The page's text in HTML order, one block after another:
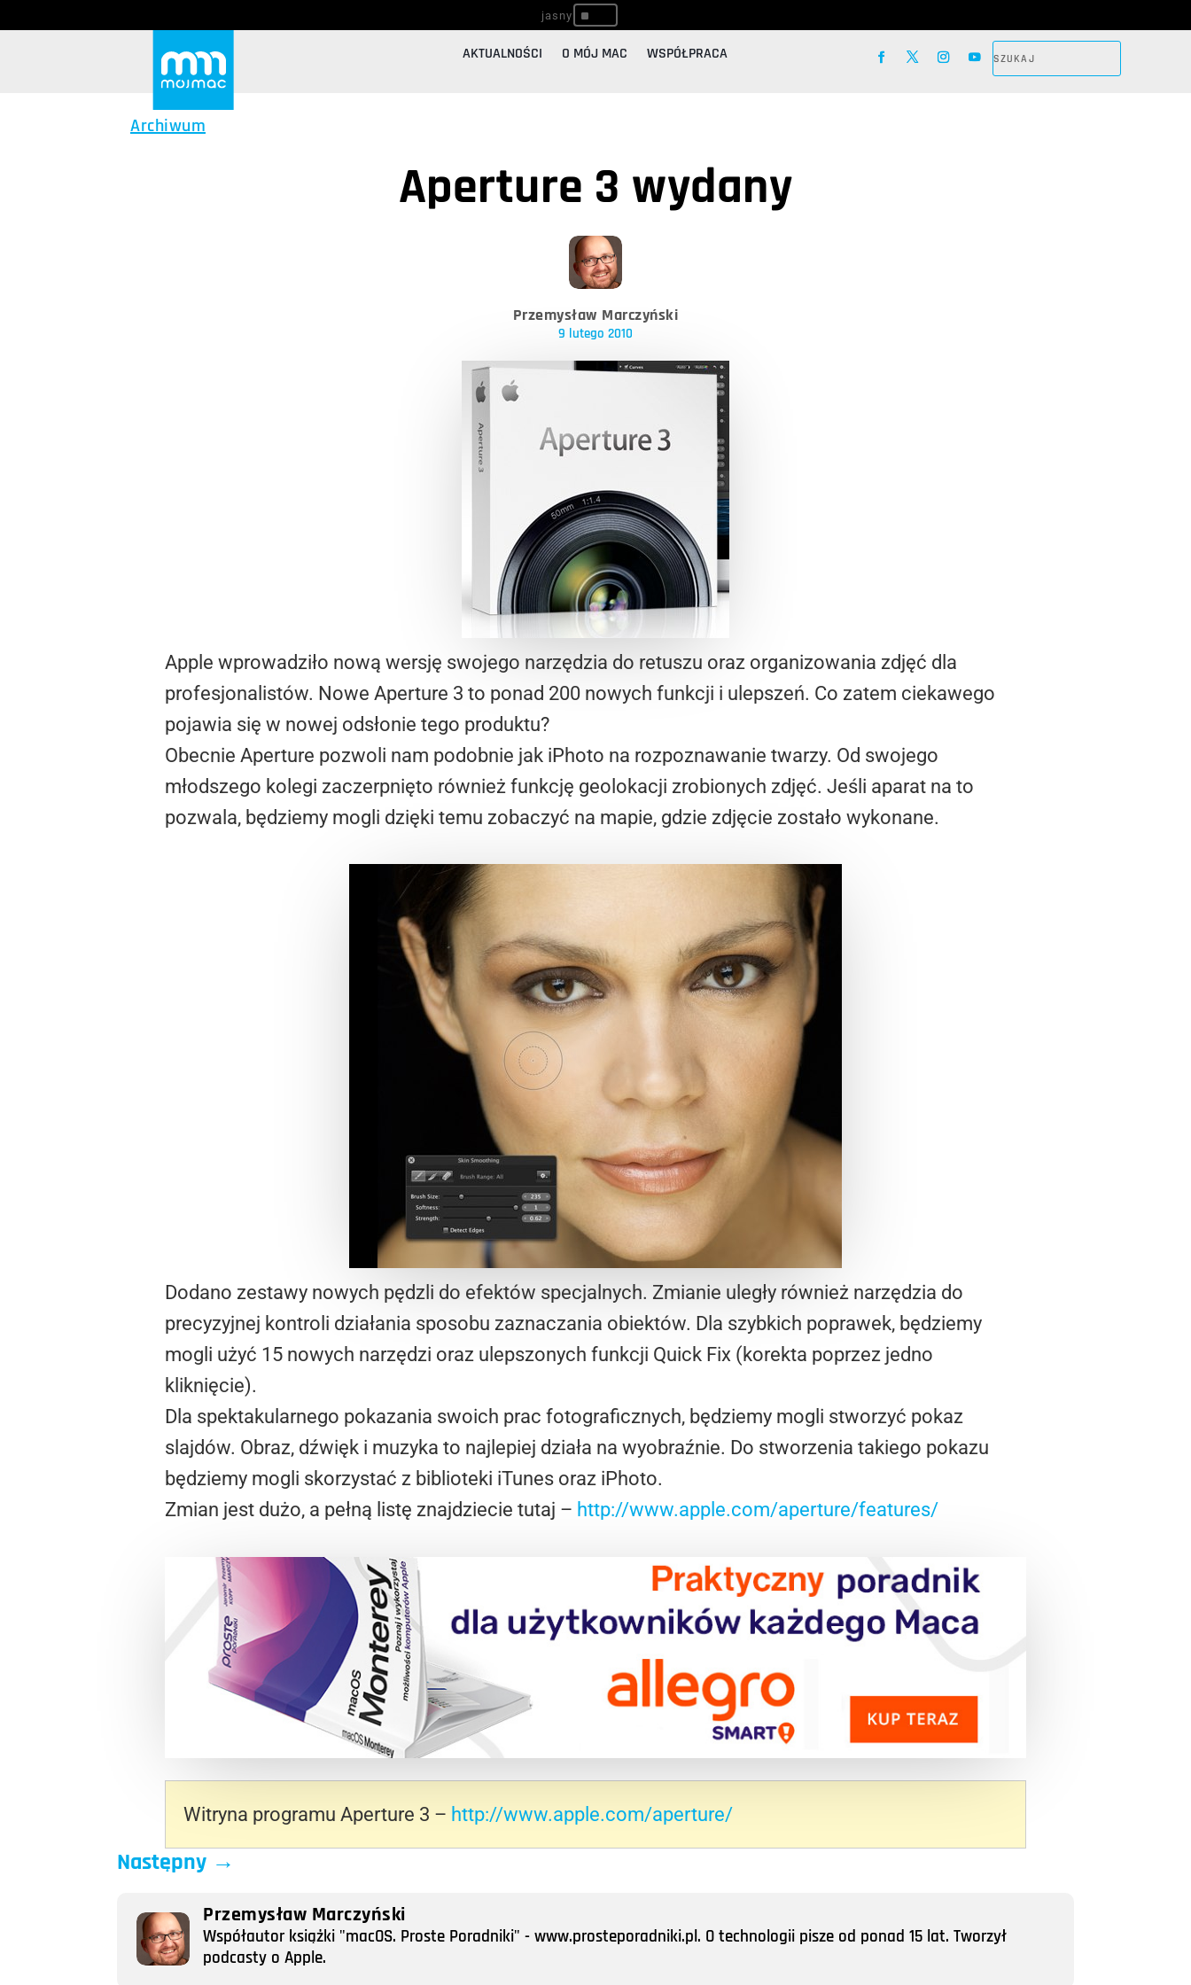
^
AKTUALNOŚCI O MÓJ MAC WSPÓŁPRACA
Archiwum
Aperture 3 wydany
Przemysław Marczyński
9 lutego 2010
Apple wprowadziło nową wersję swojego narzędzia do retuszu oraz organizowania zdjęć dla
profesjonalistów. Nowe Aperture 3 to ponad 200 nowych funkcji i ulepszeń. Co zatem ciekawego
pojawia się w nowej odsłonie tego produktu?
Obecnie Aperture pozwoli nam podobnie jak iPhoto na rozpoznawanie twarzy. Od swojego
młodszego kolegi zaczerpnięto również funkcję geolokacji zrobionych zdjęć. Jeśli aparat na to
pozwala, będziemy mogli dzięki temu zobaczyć na mapie, gdzie zdjęcie zostało wykonane.
Dodano zestawy nowych pędzli do efektów specjalnych. Zmianie uległy również narzędzia do
precyzyjnej kontroli działania sposobu zaznaczania obiektów. Dla szybkich poprawek, będziemy
mogli użyć 15 nowych narzędzi oraz ulepszonych funkcji Quick Fix (korekta poprzez jedno
kliknięcie).
Dla spektakularnego pokazania swoich prac fotograficznych, będziemy mogli stworzyć pokaz
slajdów. Obraz, dźwięk i muzyka to najlepiej działa na wyobraźnie. Do stworzenia takiego pokazu
będziemy mogli skorzystać z biblioteki iTunes oraz iPhoto.
Zmian jest dużo, a pełną listę znajdziecie tutaj – http://www.apple.com/aperture/features/
Witryna programu Aperture 3 – http://www.apple.com/aperture/
Następny →
Przemysław Marczyński
Współautor książki "macOS. Proste Poradniki" - www.prosteporadniki.pl. O technologii pisze od ponad 15 lat. Tworzył
podcasty o Apple.